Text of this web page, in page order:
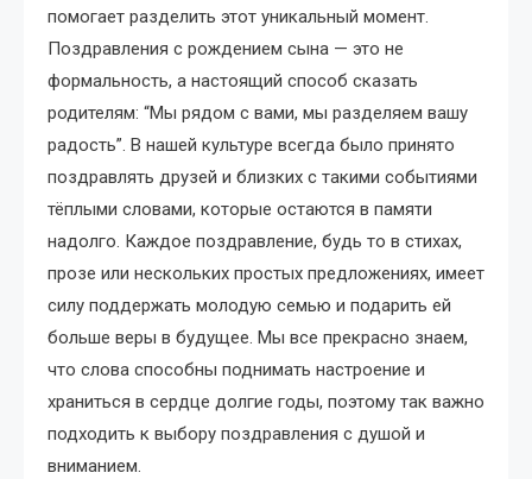
помогает разделить этот уникальный момент.
Поздравления с рождением сына — это не
формальность, а настоящий способ сказать
родителям: “Мы рядом с вами, мы разделяем вашу
радость”. В нашей культуре всегда было принято
поздравлять друзей и близких с такими событиями
тёплыми словами, которые остаются в памяти
надолго. Каждое поздравление, будь то в стихах,
прозе или нескольких простых предложениях, имеет
силу поддержать молодую семью и подарить ей
больше веры в будущее. Мы все прекрасно знаем,
что слова способны поднимать настроение и
храниться в сердце долгие годы, поэтому так важно
подходить к выбору поздравления с душой и
вниманием.